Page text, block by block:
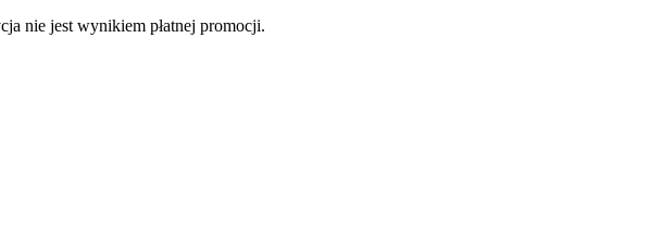
nie jest wynikiem płatnej promocji.